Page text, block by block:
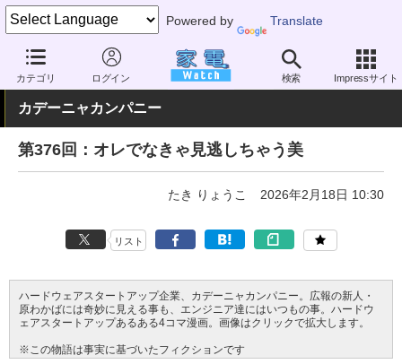
Powered by Translate
カテゴリ ログイン 検索 Impressサイト
家電 Watch 業界動向 業界動向 その他
カデーニャカンパニー
第376回：オレでなきゃ見逃しちゃう美
たき りょうこ 2026年2月18日 10:30
リスト
ハードウェアスタートアップ企業、カデーニャカンパニー。広報の新人・
原わかばには奇妙に見える事も、エンジニア達にはいつもの事。ハードウ
ェアスタートアップあるある4コマ漫画。画像はクリックで拡大します。
※この物語は事実に基づいたフィクションです